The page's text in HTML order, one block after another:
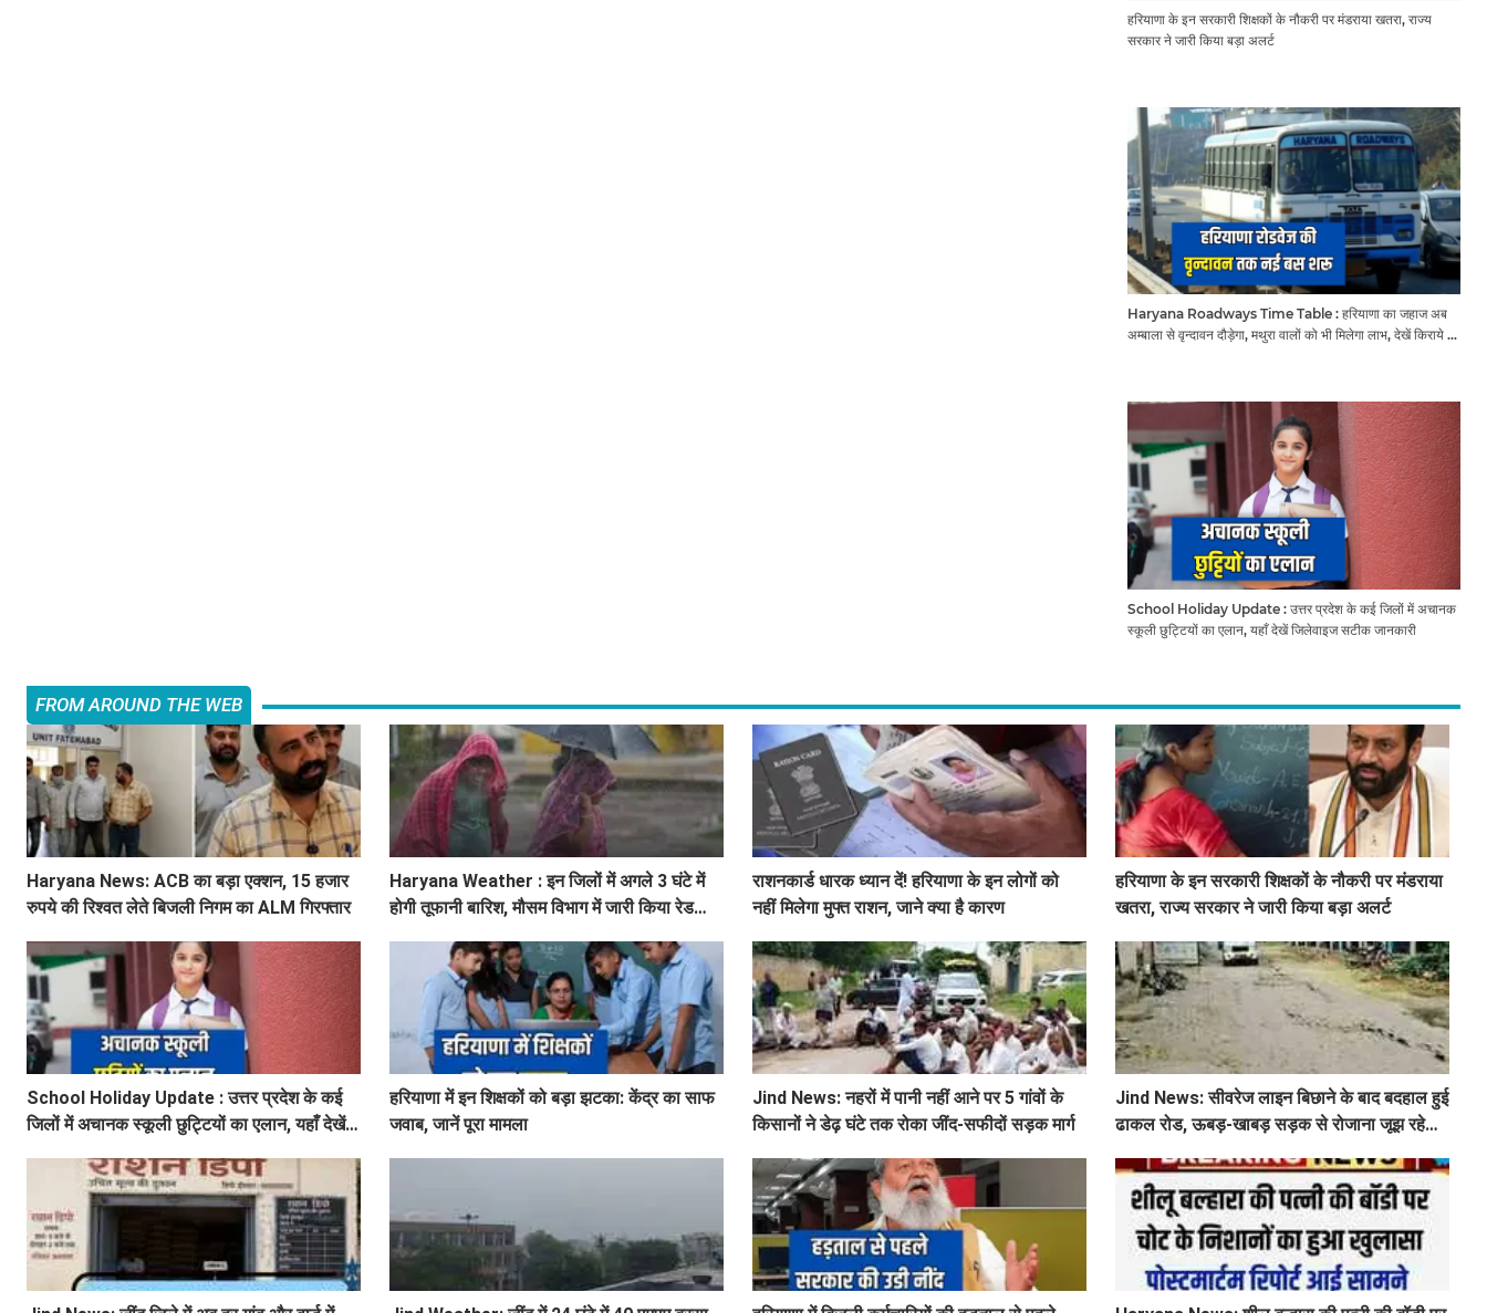
हरियाणा के इन सरकारी शिक्षकों के नौकरी पर मंडराया खतरा, राज्य
सरकार ने जारी किया बड़ा अलर्ट
Haryana Roadways Time Table : हरियाणा का जहाज अब
अम्बाला से वृन्दावन दौड़ेगा, मथुरा वालों को भी मिलेगा लाभ, देखें किराये के
School Holiday Update : उत्तर प्रदेश के कई जिलों में अचानक
स्कूली छुट्टियों का एलान, यहाँ देखें जिलेवाइज सटीक जानकारी
FROM AROUND THE WEB
Haryana News: ACB का बड़ा एक्शन, 15 हजार
रुपये की रिश्वत लेते बिजली निगम का ALM गिरफ्तार
Haryana Weather : इन जिलों में अगले 3 घंटे में
होगी तूफानी बारिश, मौसम विभाग में जारी किया रेड
राशनकार्ड धारक ध्यान दें! हरियाणा के इन लोगों को
नहीं मिलेगा मुफ्त राशन, जाने क्या है कारण
हरियाणा के इन सरकारी शिक्षकों के नौकरी पर मंडराया
खतरा, राज्य सरकार ने जारी किया बड़ा अलर्ट
School Holiday Update : उत्तर प्रदेश के कई
जिलों में अचानक स्कूली छुट्टियों का एलान, यहाँ देखें
हरियाणा में इन शिक्षकों को बड़ा झटका: केंद्र का साफ
जवाब, जानें पूरा मामला
Jind News: नहरों में पानी नहीं आने पर 5 गांवों के
किसानों ने डेढ़ घंटे तक रोका जींद-सफीदों सड़क मार्ग
Jind News: सीवरेज लाइन बिछाने के बाद बदहाल हुई
ढाकल रोड, ऊबड़-खाबड़ सड़क से रोजाना जूझ रहे